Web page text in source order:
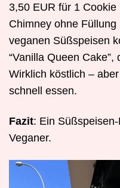
3,50 EUR für 1
Chimney ohne
veganen Süßspeisen
“Vanilla Queen
Wirklich köstlich –
schnell essen.
Fazit: Ein
Veganer.